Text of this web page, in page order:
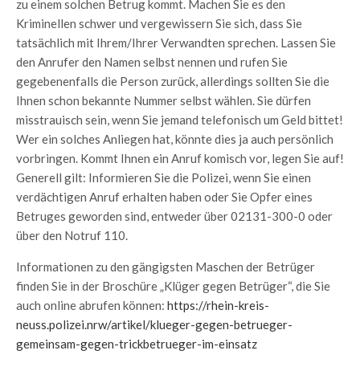
zu einem solchen Betrug kommt. Machen Sie es den
Kriminellen schwer und vergewissern Sie sich, dass Sie
tatsächlich mit Ihrem/Ihrer Verwandten sprechen. Lassen Sie
den Anrufer den Namen selbst nennen und rufen Sie
gegebenenfalls die Person zurück, allerdings sollten Sie die
Ihnen schon bekannte Nummer selbst wählen. Sie dürfen
misstrauisch sein, wenn Sie jemand telefonisch um Geld bittet!
Wer ein solches Anliegen hat, könnte dies ja auch persönlich
vorbringen. Kommt Ihnen ein Anruf komisch vor, legen Sie auf!
Generell gilt: Informieren Sie die Polizei, wenn Sie einen
verdächtigen Anruf erhalten haben oder Sie Opfer eines
Betruges geworden sind, entweder über 02131-300-0 oder
über den Notruf 110.
Informationen zu den gängigsten Maschen der Betrüger
finden Sie in der Broschüre „Klüger gegen Betrüger“, die Sie
auch online abrufen können: https://rhein-kreis-
neuss.polizei.nrw/artikel/klueger-gegen-betrueger-
gemeinsam-gegen-trickbetrueger-im-einsatz